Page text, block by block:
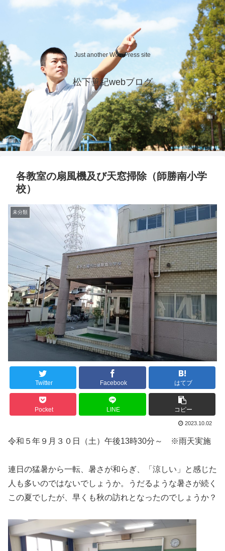
Just another WordPress site
松下善紀webブログ
各教室の扇風機及び天窓掃除（師勝南小学
校）
未分類
Twitter Facebook はてブ
Pocket LINE コピー
2023.10.02
令和５年９月３０日（土）午後13時30分～ ※雨天実施
連日の猛暑から一転、暑さが和らぎ、「涼しい」と感じた
人も多いのではないでしょうか。うだるような暑さが続く
この夏でしたが、早くも秋の訪れとなったのでしょうか？